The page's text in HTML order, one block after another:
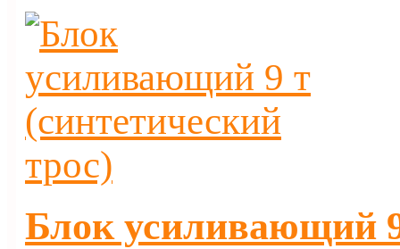
Блок усиливающий